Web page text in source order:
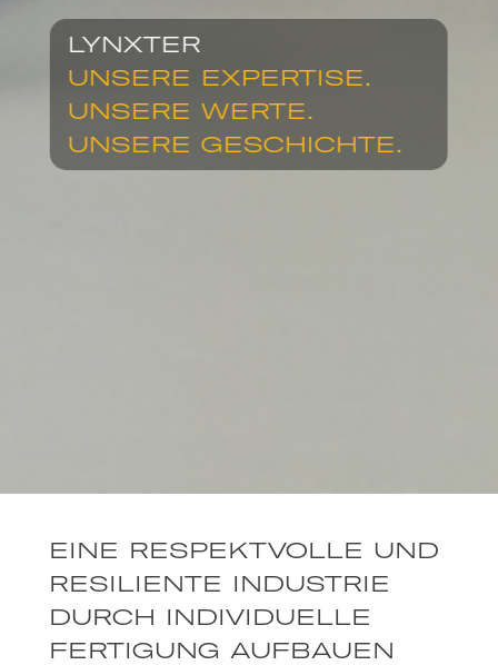
LYNXTER
UNSERE EXPERTISE.
UNSERE WERTE.
UNSERE GESCHICHTE.
EINE RESPEKTVOLLE UND
RESILIENTE INDUSTRIE
DURCH INDIVIDUELLE
FERTIGUNG AUFBAUEN